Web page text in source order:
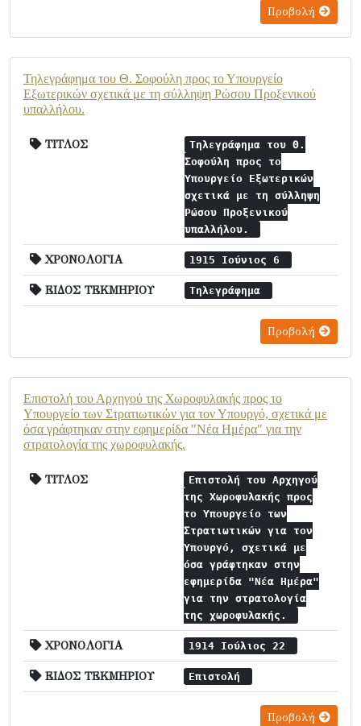
Προβολή
Τηλεγράφημα του Θ. Σοφούλη προς το Υπουργείο
Εξωτερικών σχετικά με τη σύλληψη Ρώσου Προξενικού
υπαλλήλου.
ΤΙΤΛΟΣ
Τηλεγράφημα του Θ.
Σοφούλη προς το
Υπουργείο Εξωτερικών
σχετικά με τη σύλληψη
Ρώσου Προξενικού
υπαλλήλου.
ΧΡΟΝΟΛΟΓΙΑ 1915 Ιούνιος 6
ΕΙΔΟΣ ΤΕΚΜΗΡΙΟΥ Τηλεγράφημα
Προβολή
Επιστολή του Αρχηγού της Χωροφυλακής προς το
Υπουργείο των Στρατιωτικών για τον Υπουργό, σχετικά με
όσα γράφτηκαν στην εφημερίδα "Νέα Ημέρα" για την
στρατολογία της χωροφυλακής.
ΤΙΤΛΟΣ
Επιστολή του Αρχηγού
της Χωροφυλακής προς
το Υπουργείο των
Στρατιωτικών για τον
Υπουργό, σχετικά με
όσα γράφτηκαν στην
εφημερίδα "Νέα Ημέρα"
για την στρατολογία
της χωροφυλακής.
ΧΡΟΝΟΛΟΓΙΑ 1914 Ιούλιος 22
ΕΙΔΟΣ ΤΕΚΜΗΡΙΟΥ Επιστολή
Προβολή